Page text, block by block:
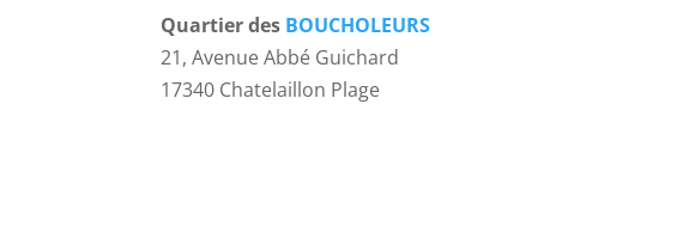
Quartier des BOUCHOLEURS
21, Avenue Abbé Guichard
17340 Chatelaillon Plage